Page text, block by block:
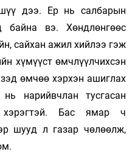
дээ. Ер нь салбарын
вэ. Хөндлөнгөөс
сайхан ажил хийлээ гэж
хүмүүст өмчлүүлчихсэн
өмчөө хэрхэн ашиглах
нарийвчлан тусгасан
Бас ямар ч
шууд л газар чөлөөлж,